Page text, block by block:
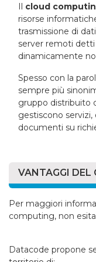
Il cloud
risorse
trasmissione di
server remoti detti
dinamicamente
Spesso con la
sempre più
gruppo distribuito
gestiscono
documenti su
VANTAGGI DEL
Aumenta la
utilizzatori del
tramite e-
Per maggiori
computing, non
Datacode propone